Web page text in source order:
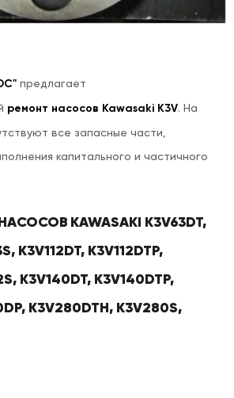
предлагает
ремонт насосов Kawasaki K3V. На
все запасные части,
капитального и частичного
KAWASAKI K3V63DT,
K3V112DT, K3V112DTP,
K3V140DT, K3V140DTP,
K3V280DTH, K3V280S,